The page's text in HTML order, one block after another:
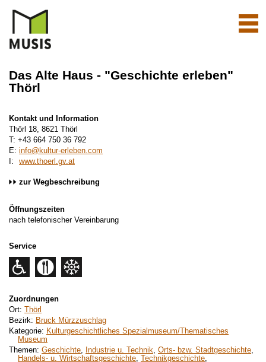
Das Alte Haus - "Geschichte erleben"
Thörl
Kontakt und Information
Thörl 18, 8621 Thörl
T: +43 664 750 36 792
E: info@kultur-erleben.com
I:
www.thoerl.gv.at
zur Wegbeschreibung
Öffnungszeiten
nach telefonischer Vereinbarung
Service
Zuordnungen
Ort: Thörl
Bezirk: Bruck Mürzzuschlag
Kategorie: Kulturgeschichtliches Spezialmuseum/Thematisches
Museum
Themen: Geschichte Industrie u. Technik Orts- bzw. Stadtgeschichte
Handels- u. Wirtschaftsgeschichte Technikgeschichte